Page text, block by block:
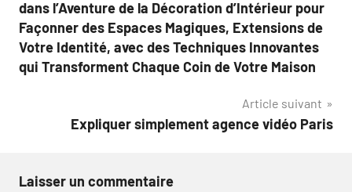
l’article
dans l’Aventure de la Décoration d’Intérieur pour
Façonner des Espaces Magiques, Extensions de
Votre Identité, avec des Techniques Innovantes
qui Transforment Chaque Coin de Votre Maison
Article suivant
Expliquer simplement agence vidéo Paris
Laisser un commentaire